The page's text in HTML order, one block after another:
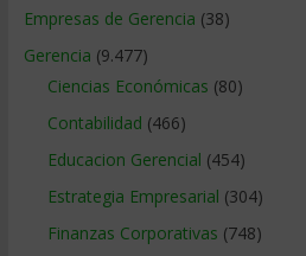
Empresas de Gerencia (38)
Gerencia (9.477)
Ciencias Económicas (80)
Contabilidad (466)
Educacion Gerencial (454)
Estrategia Empresarial (304)
Finanzas Corporativas (748)